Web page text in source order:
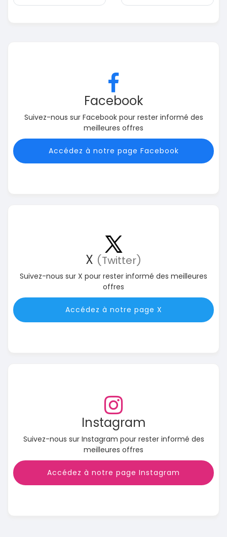
Facebook
Suivez-nous sur Facebook pour rester informé des
meilleures offres
Accédez à notre page Facebook
X (Twitter)
Suivez-nous sur X pour rester informé des meilleures
offres
Accédez à notre page X
Instagram
Suivez-nous sur Instagram pour rester informé des
meilleures offres
Accédez à notre page Instagram